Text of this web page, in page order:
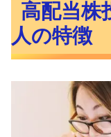
高配当株投
①高配
②高配
③高配
高配当株
人の特徴